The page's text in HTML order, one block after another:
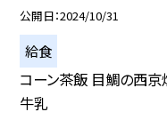
公開日 2024/10/31
給食
コーン茶飯 目鯛の西京
牛乳